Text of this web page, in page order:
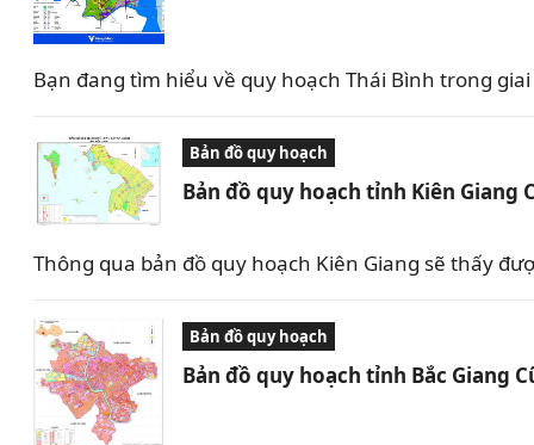
Bạn đang tìm hiểu về quy hoạch Thái Bình trong
Bản đồ quy hoạch
Bản đồ quy hoạch tỉnh Kiên Giang
Thông qua bản đồ quy hoạch Kiên Giang sẽ thấy
Bản đồ quy hoạch
Bản đồ quy hoạch tỉnh Bắc Giang